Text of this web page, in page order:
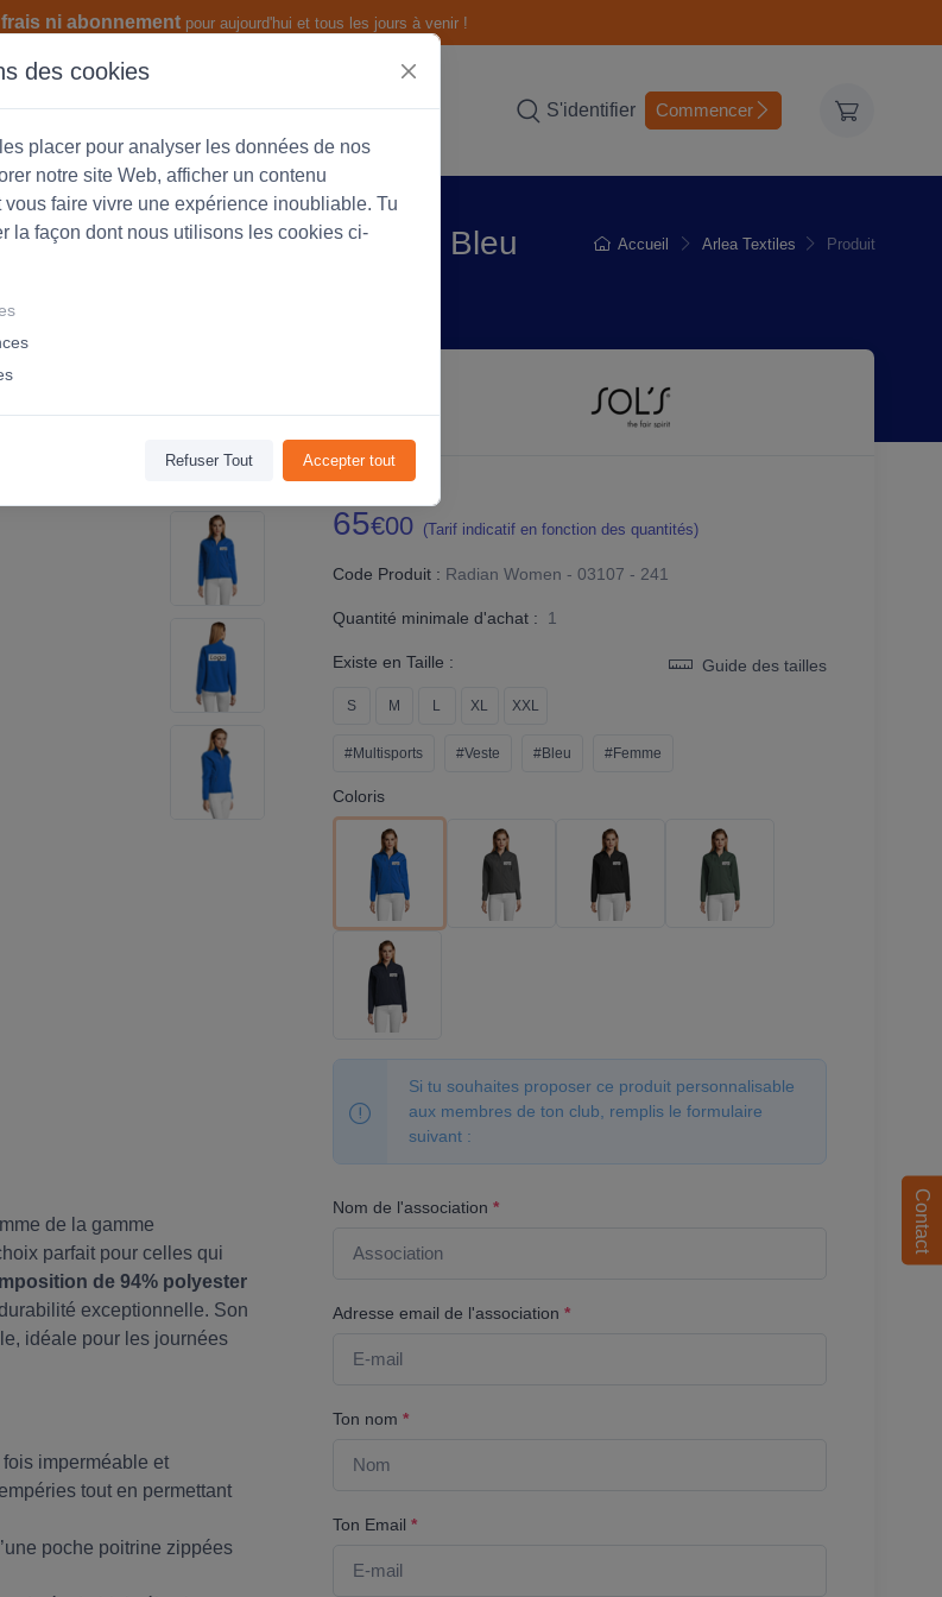
ni abonnementpour aujourd'hui et tous les jours à venir !
S'identifier Commencer
Les fonctionnalités
Accueil Arlea Textiles Produit
coeur et dos - Bleu
de la gamme
parfait pour celles qui
de 94% polyester
exceptionnelle. Son
idéale pour les journées
imperméable et
tout en permettant
poche poitrine zippées
65€00 (Tarif indicatif en fonction des quantités)
Code Produit : Radian Women - 03107 - 241
Quantité minimale d'achat : 1
Existe en Taille : Guide des tailles
S M L XL XXL
#Multisports #Veste #Bleu #Femme
Coloris
Si tu souhaites proposer ce produit personnalisable
aux membres de ton club, remplis le formulaire
suivant :
Nom de l'association *
Adresse email de l'association *
Ton nom *
Ton Email *
Contact
des cookies
placer pour analyser les données de nos
notre site Web, afficher un contenu
vous faire vivre une expérience inoubliable. Tu
la façon dont nous utilisons les cookies ci-
Refuser Tout Accepter tout